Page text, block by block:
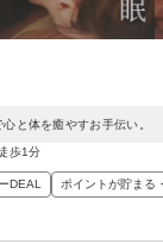
と体を癒やすお手伝い。
歩1分
DEAL ポイントが貯まる